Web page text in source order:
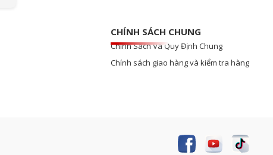
CHÍNH SÁCH CHUNG
Chính Sách Và Quy Định Chung
Chính sách giao hàng và kiểm tra hàng